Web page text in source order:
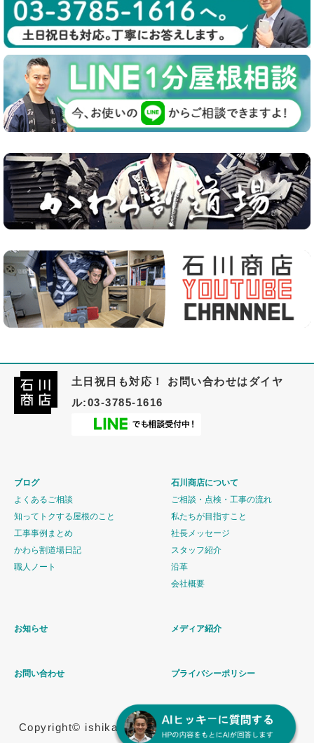
土日祝日も対応！ お問い合わせはダイヤ
ル:03-3785-1616
ブログ
よくあるご相談
知ってトクする屋根のこと
工事事例まとめ
かわら割道場日記
職人ノート
石川商店について
ご相談・点検・工事の流れ
私たちが目指すこと
社長メッセージ
スタッフ紹介
沿革
会社概要
お知らせ メディア紹介
お問い合わせ プライバシーポリシー
Copyright© ishikawashouten All Rights Reserved.